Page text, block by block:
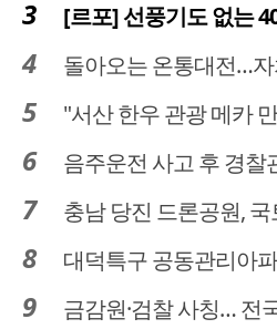
[르포] 선풍기도 없는 40.2도 정산
돌아오는 온통대전…자치구 지
"서산 한우 관광 메카 만든다", 서산 운산
음주운전 사고 후 경찰관까
충남 당진 드론공원,
대덕특구 공동관리아파트 R&D 맞춤
금감원·검찰 사칭… 전국 돌며 1억5400